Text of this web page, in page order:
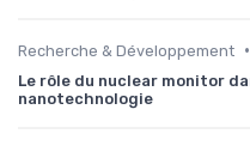
Recherche & Développement •
Le rôle du nuclear monitor
nanotechnologie